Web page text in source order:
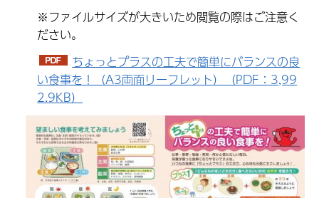
※ファイルサイズが大きいため閲覧の際はご注意く
ださい。
ちょっとプラスの工夫で簡単にバランスの良
い食事を！（A3両面リーフレット）（PDF：3,99
2.9KB）